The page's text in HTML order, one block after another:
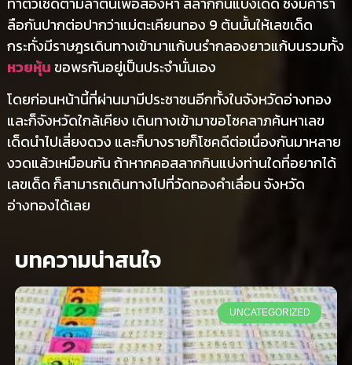
ลือกันปากต่อปากว่าแม่ตะเคียนทอง 9 ต้นนั้นให้เลขเด็ด
กระทั่งมีราษฎรเดินทางเข้ามาแก้บนรำกลองยาวแก้บนรวมทั้ง
หวยหุ้นขอพรกันอยู่เป็นประจำนั่นเอง
โดยก่อนหน้านี้ที่ผ่านมามีประชาชนอีกทั้งในจังหวัดอ่างทอง
และก็จังหวัดใกล้เคียง เดินทางเข้ามาขอโชคลาภค้นหาเลข
เด็ดนำไปเสี่ยงดวง และก็บางรายก็โชคดีต่อเนื่องกันมาหลาย
งวดแล้วเหมือนกัน ถ้าหากคอสลากกินแบ่งท่านใดที่อยากได้
เลขเด็ด ก็สามารถเดินทางไปที่วัดทองคำเลื่อน จังหวัด
อ่างทองได้เลย
บทความน่าสนใจ
UNCATEGORIZED